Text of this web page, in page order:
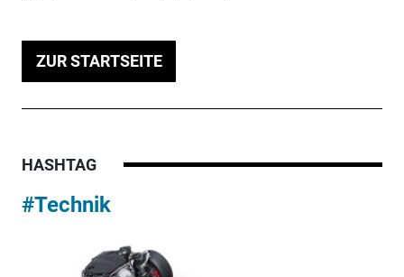
ZUR STARTSEITE
HASHTAG
#Technik